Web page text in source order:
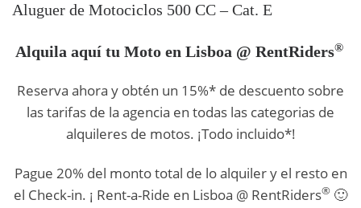
CB500X
ABS
Alquile una Moto Honda
Aluguer de Motociclos 500 CC – Cat. E
Alquila aquí tu Moto en Lisboa @ RentRiders®
Reserva ahora y obtén un 15%* de descuento sobre
las tarifas de la agencia en todas las categorias de
alquileres de motos. ¡Todo incluido*!
Pague 20% del monto total de lo alquiler y el resto en
el Check-in. ¡ Rent-a-Ride en Lisboa @ RentRiders® 🙂